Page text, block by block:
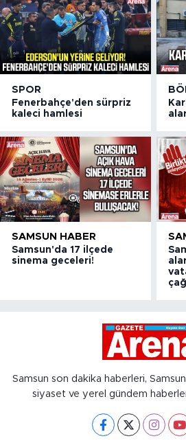
SPOR
Fenerbahçe'den sürpriz
kaleci hamlesi
SAMSUN HABER
Samsun'da 17 ilçede
sinema geceleri!
Samsun son dakika haberleri,
siyaset ve yerel gündem